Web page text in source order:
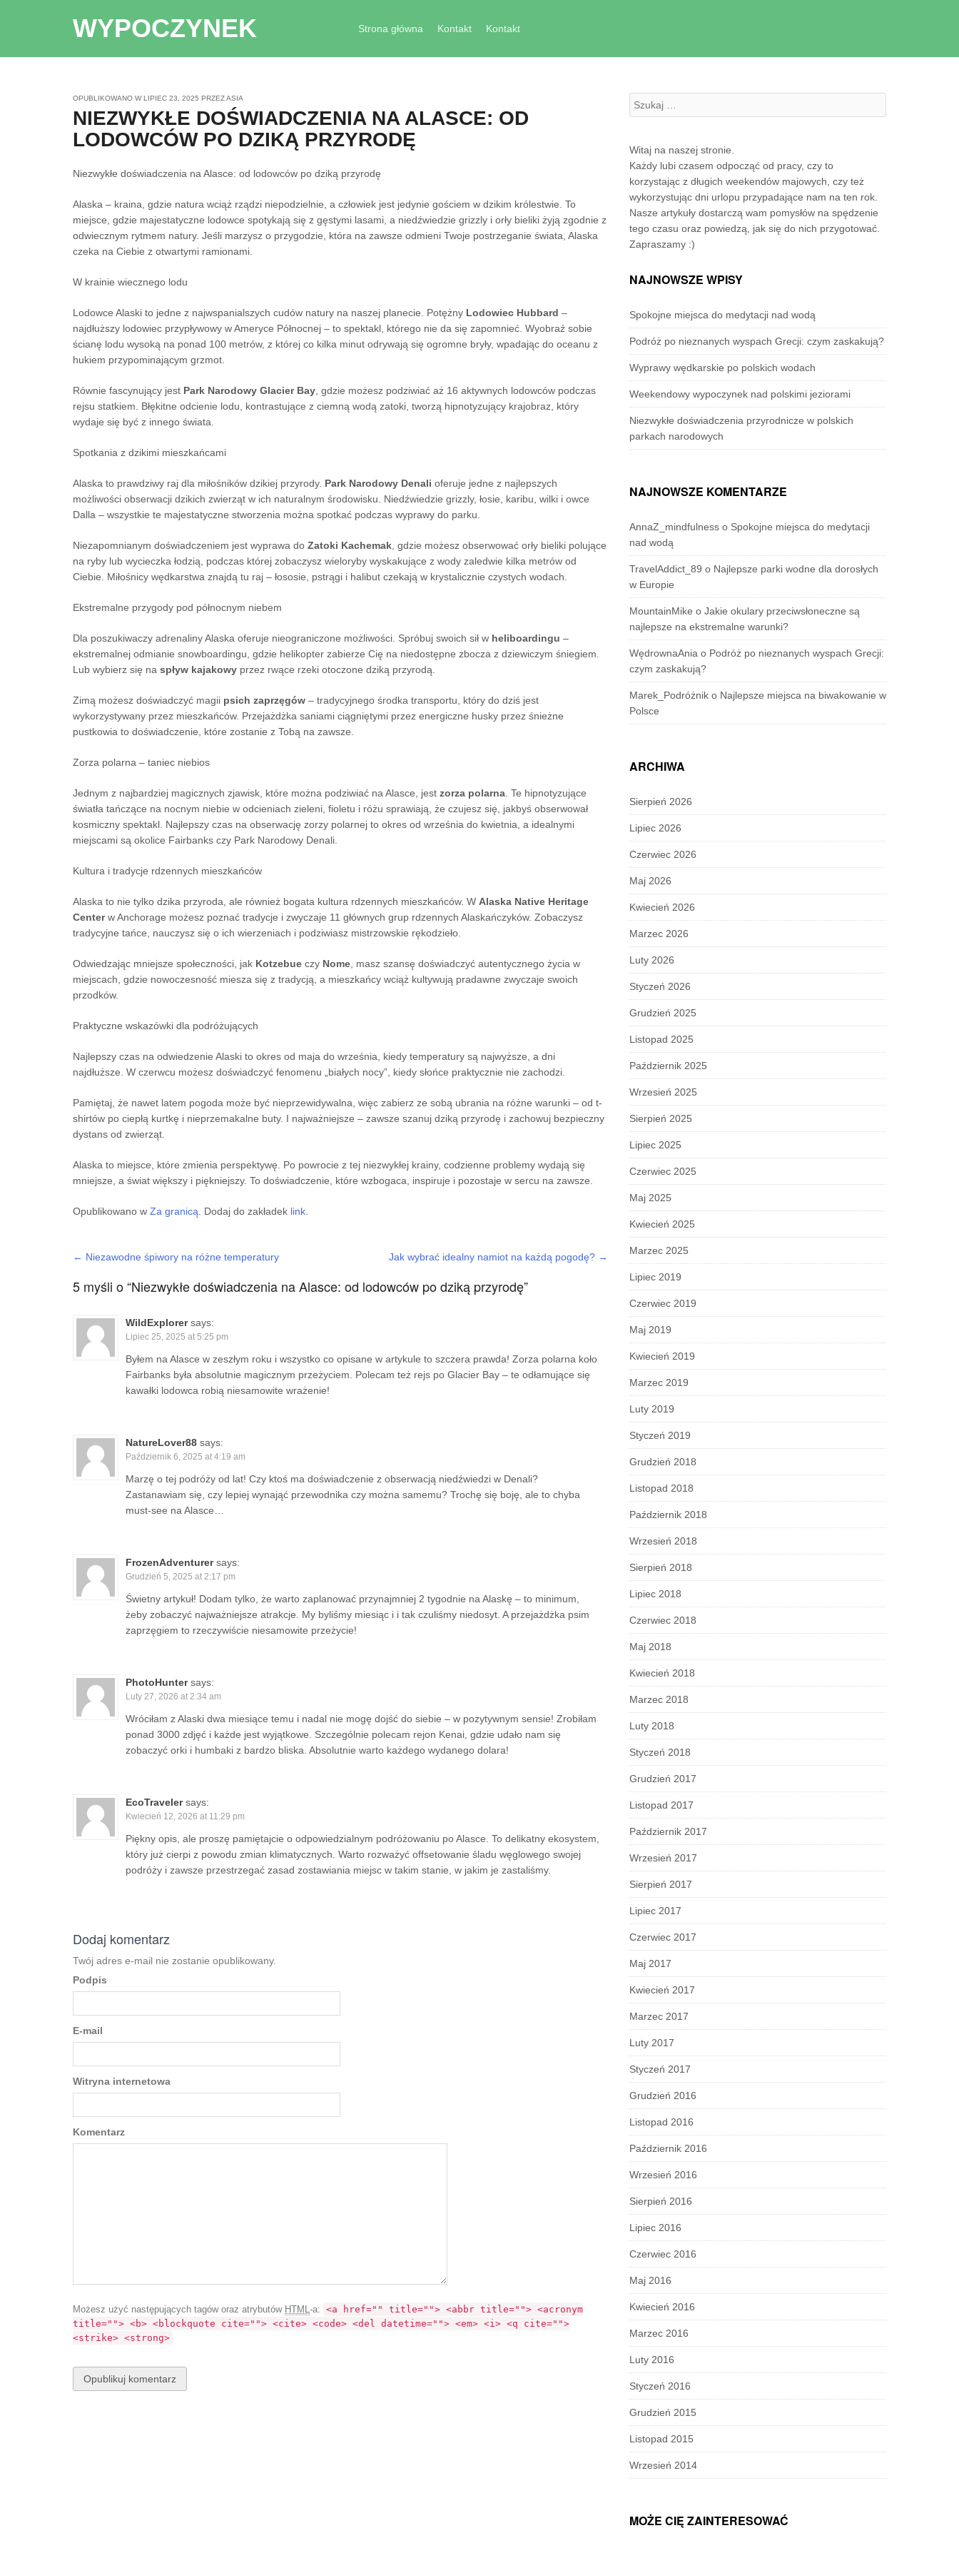
WYPOCZYNEK
Strona główna
Kontakt Kontakt
OPUBLIKOWANO WLIPIEC 23, 2025 PRZEZASIA
NIEZWYKŁE DOŚWIADCZENIA NA ALASCE: OD
LODOWCÓW PO DZIKĄ PRZYRODĘ
Niezwykłe doświadczenia na Alasce: od lodowców po dziką przyrodę
Alaska – kraina, gdzie natura wciąż rządzi niepodzielnie, a człowiek jest jedynie gościem w dzikim królestwie. To
miejsce, gdzie majestatyczne lodowce spotykają się z gęstymi lasami, a niedźwiedzie grizzly i orły bieliki żyją zgodnie z
odwiecznym rytmem natury. Jeśli marzysz o przygodzie, która na zawsze odmieni Twoje postrzeganie świata, Alaska
czeka na Ciebie z otwartymi ramionami.
W krainie wiecznego lodu
Lodowce Alaski to jedne z najwspanialszych cudów natury na naszej planecie. Potężny Lodowiec Hubbard –
najdłuższy lodowiec przypływowy w Ameryce Północnej – to spektakl, którego nie da się zapomnieć. Wyobraź sobie
ścianę lodu wysoką na ponad 100 metrów, z której co kilka minut odrywają się ogromne bryły, wpadając do oceanu z
hukiem przypominającym grzmot.
Równie fascynujący jest Park Narodowy Glacier Bay , gdzie możesz podziwiać aż 16 aktywnych lodowców podczas
rejsu statkiem. Błękitne odcienie lodu, kontrastujące z ciemną wodą zatoki, tworzą hipnotyzujący krajobraz, który
wydaje się być z innego świata.
Spotkania z dzikimi mieszkańcami
Alaska to prawdziwy raj dla miłośników dzikiej przyrody. Park Narodowy Denali oferuje jedne z najlepszych
możliwości obserwacji dzikich zwierząt w ich naturalnym środowisku. Niedźwiedzie grizzly, łosie, karibu, wilki i owce
Dalla – wszystkie te majestatyczne stworzenia można spotkać podczas wyprawy do parku.
Niezapomnianym doświadczeniem jest wyprawa do Zatoki Kachemak , gdzie możesz obserwować orły bieliki polujące
na ryby lub wycieczka łodzią, podczas której zobaczysz wieloryby wyskakujące z wody zaledwie kilka metrów od
Ciebie. Miłośnicy wędkarstwa znajdą tu raj – łososie, pstrągi i halibut czekają w krystalicznie czystych wodach.
Ekstremalne przygody pod północnym niebem
Dla poszukiwaczy adrenaliny Alaska oferuje nieograniczone możliwości. Spróbuj swoich sił w heliboardingu –
ekstremalnej odmianie snowboardingu, gdzie helikopter zabierze Cię na niedostępne zbocza z dziewiczym śniegiem.
Lub wybierz się na spływ kajakowy przez rwące rzeki otoczone dziką przyrodą.
Zimą możesz doświadczyć magii psich zaprzęgów – tradycyjnego środka transportu, który do dziś jest
wykorzystywany przez mieszkańców. Przejażdżka saniami ciągniętymi przez energiczne husky przez śnieżne
pustkowia to doświadczenie, które zostanie z Tobą na zawsze.
Zorza polarna – taniec niebios
Jednym z najbardziej magicznych zjawisk, które można podziwiać na Alasce, jest zorza polarna . Te hipnotyzujące
światła tańczące na nocnym niebie w odcieniach zieleni, fioletu i różu sprawiają, że czujesz się, jakbyś obserwował
kosmiczny spektakl. Najlepszy czas na obserwację zorzy polarnej to okres od września do kwietnia, a idealnymi
miejscami są okolice Fairbanks czy Park Narodowy Denali.
Kultura i tradycje rdzennych mieszkańców
Alaska to nie tylko dzika przyroda, ale również bogata kultura rdzennych mieszkańców. W Alaska Native Heritage
Centerw Anchorage możesz poznać tradycje i zwyczaje 11 głównych grup rdzennych Alaskańczyków. Zobaczysz
tradycyjne tańce, nauczysz się o ich wierzeniach i podziwiasz mistrzowskie rękodzieło.
Odwiedzając mniejsze społeczności, jak Kotzebue czy Nome , masz szansę doświadczyć autentycznego życia w
miejscach, gdzie nowoczesność miesza się z tradycją, a mieszkańcy wciąż kultywują pradawne zwyczaje swoich
przodków.
Praktyczne wskazówki dla podróżujących
Najlepszy czas na odwiedzenie Alaski to okres od maja do września, kiedy temperatury są najwyższe, a dni
najdłuższe. W czerwcu możesz doświadczyć fenomenu „białych nocy”, kiedy słońce praktycznie nie zachodzi.
Pamiętaj, że nawet latem pogoda może być nieprzewidywalna, więc zabierz ze sobą ubrania na różne warunki – od t-
shirtów po ciepłą kurtkę i nieprzemakalne buty. I najważniejsze – zawsze szanuj dziką przyrodę i zachowuj bezpieczny
dystans od zwierząt.
Alaska to miejsce, które zmienia perspektywę. Po powrocie z tej niezwykłej krainy, codzienne problemy wydają się
mniejsze, a świat większy i piękniejszy. To doświadczenie, które wzbogaca, inspiruje i pozostaje w sercu na zawsze.
Opublikowano w Za granicą . Dodaj do zakładek link
Post navigation
← Niezawodne śpiwory na różne temperatury Jak wybrać idealny namiot na każdą pogodę? →
5 myśli o “Niezwykłe doświadczenia na Alasce: od lodowców po dziką przyrodę”
WildExplorer says:
Lipiec 25, 2025 at 5:25 pm
Byłem na Alasce w zeszłym roku i wszystko co opisane w artykule to szczera prawda! Zorza polarna koło
Fairbanks była absolutnie magicznym przeżyciem. Polecam też rejs po Glacier Bay – te odłamujące się
kawałki lodowca robią niesamowite wrażenie!
NatureLover88 says:
Październik 6, 2025 at 4:19 am
Marzę o tej podróży od lat! Czy ktoś ma doświadczenie z obserwacją niedźwiedzi w Denali?
Zastanawiam się, czy lepiej wynająć przewodnika czy można samemu? Trochę się boję, ale to chyba
must-see na Alasce…
FrozenAdventurer says:
Grudzień 5, 2025 at 2:17 pm
Świetny artykuł! Dodam tylko, że warto zaplanować przynajmniej 2 tygodnie na Alaskę – to minimum,
żeby zobaczyć najważniejsze atrakcje. My byliśmy miesiąc i i tak czuliśmy niedosyt. A przejażdżka psim
zaprzęgiem to rzeczywiście niesamowite przeżycie!
PhotoHunter says:
Luty 27, 2026 at 2:34 am
Wróciłam z Alaski dwa miesiące temu i nadal nie mogę dojść do siebie – w pozytywnym sensie! Zrobiłam
ponad 3000 zdjęć i każde jest wyjątkowe. Szczególnie polecam rejon Kenai, gdzie udało nam się
zobaczyć orki i humbaki z bardzo bliska. Absolutnie warto każdego wydanego dolara!
EcoTraveler says:
Kwiecień 12, 2026 at 11:29 pm
Piękny opis, ale proszę pamiętajcie o odpowiedzialnym podróżowaniu po Alasce. To delikatny ekosystem,
który już cierpi z powodu zmian klimatycznych. Warto rozważyć offsetowanie śladu węglowego swojej
podróży i zawsze przestrzegać zasad zostawiania miejsc w takim stanie, w jakim je zastaliśmy.
Dodaj komentarz
Twój adres e-mail nie zostanie opublikowany.
Podpis
E-mail
Witryna internetowa
Komentarz
Możesz użyć następujących tagów oraz atrybutów HTML-a: <a href="" title=""> <abbr title=""> <acronym
title=""> <b> <blockquote cite=""> <cite> <code> <del datetime=""> <em> <i> <q cite="">
<strike> <strong>
Szukanie:
Witaj na naszej stronie.
Każdy lubi czasem odpocząć od pracy, czy to
korzystając z długich weekendów majowych, czy też
wykorzystując dni urlopu przypadające nam na ten rok.
Nasze artykuły dostarczą wam pomysłów na spędzenie
tego czasu oraz powiedzą, jak się do nich przygotować.
Zapraszamy :)
NAJNOWSZE WPISY
Spokojne miejsca do medytacji nad wodą
Podróż po nieznanych wyspach Grecji: czym zaskakują?
Wyprawy wędkarskie po polskich wodach
Weekendowy wypoczynek nad polskimi jeziorami
Niezwykłe doświadczenia przyrodnicze w polskich
parkach narodowych
NAJNOWSZE KOMENTARZE
AnnaZ_mindfulness o Spokojne miejsca do medytacji
nad wodą
TravelAddict_89 o Najlepsze parki wodne dla dorosłych
w Europie
MountainMike o Jakie okulary przeciwsłoneczne są
najlepsze na ekstremalne warunki?
WędrownaAnia o Podróż po nieznanych wyspach Grecji:
czym zaskakują?
Marek_Podróżnik o Najlepsze miejsca na biwakowanie w
Polsce
ARCHIWA
Sierpień 2026
Lipiec 2026
Czerwiec 2026
Maj 2026
Kwiecień 2026
Marzec 2026
Luty 2026
Styczeń 2026
Grudzień 2025
Listopad 2025
Październik 2025
Wrzesień 2025
Sierpień 2025
Lipiec 2025
Czerwiec 2025
Maj 2025
Kwiecień 2025
Marzec 2025
Lipiec 2019
Czerwiec 2019
Maj 2019
Kwiecień 2019
Marzec 2019
Luty 2019
Styczeń 2019
Grudzień 2018
Listopad 2018
Październik 2018
Wrzesień 2018
Sierpień 2018
Lipiec 2018
Czerwiec 2018
Maj 2018
Kwiecień 2018
Marzec 2018
Luty 2018
Styczeń 2018
Grudzień 2017
Listopad 2017
Październik 2017
Wrzesień 2017
Sierpień 2017
Lipiec 2017
Czerwiec 2017
Maj 2017
Kwiecień 2017
Marzec 2017
Luty 2017
Styczeń 2017
Grudzień 2016
Listopad 2016
Październik 2016
Wrzesień 2016
Sierpień 2016
Lipiec 2016
Czerwiec 2016
Maj 2016
Kwiecień 2016
Marzec 2016
Luty 2016
Styczeń 2016
Grudzień 2015
Listopad 2015
Wrzesień 2014
MOŻE CIĘ ZAINTERESOWAĆ